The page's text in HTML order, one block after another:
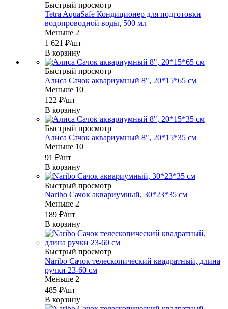
Быстрый просмотр
Tetra AquaSafe Кондиционер для подготовки
водопроводной воды, 500 мл
Меньше 2
1 621 ₽/шт
В корзину
Быстрый просмотр
Алиса Сачок аквариумный 8", 20*15*65 см
Меньше 10
122 ₽/шт
В корзину
Быстрый просмотр
Алиса Сачок аквариумный 8", 20*15*35 см
Меньше 10
91 ₽/шт
В корзину
Быстрый просмотр
Naribo Сачок аквариумный, 30*23*35 см
Меньше 2
189 ₽/шт
В корзину
Быстрый просмотр
Naribo Сачок телескопический квадратный, длина
ручки 23-60 см
Меньше 2
485 ₽/шт
В корзину